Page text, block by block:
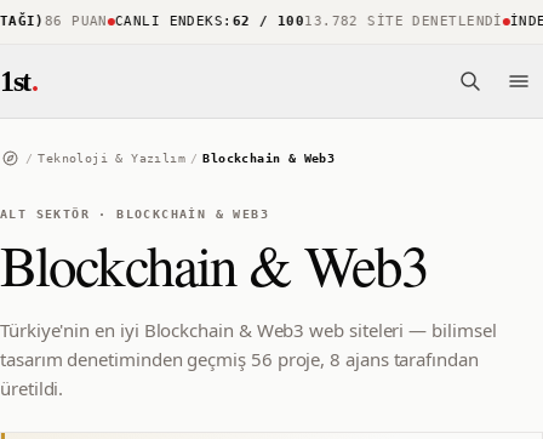
86 PUAN CANLI ENDEKS:62 / 10013.782 SITE DENETLENDI
1st.
/ Teknoloji & Yazılım / Blockchain & Web3
ALT SEKTÖR ·BLOCKCHAIN & WEB3
Blockchain & Web3
Türkiye'nin en iyi Blockchain & Web3 web siteleri — bilimsel
tasarım denetiminden geçmiş 56 proje, 8 ajans tarafından
üretildi.